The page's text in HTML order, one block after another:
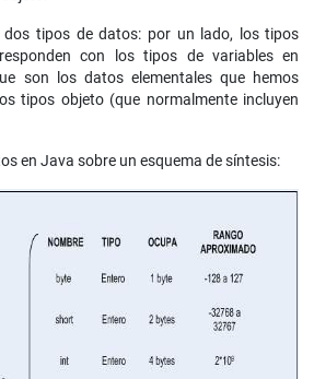
dos tipos de datos: por un lado, los tipos
con los tipos de variables en
son los datos elementales que hemos
tipos objeto (que normalmente incluyen
en Java sobre un esquema de síntesis: